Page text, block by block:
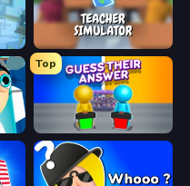
Teacher Simulator
Top
Guess Their Answer